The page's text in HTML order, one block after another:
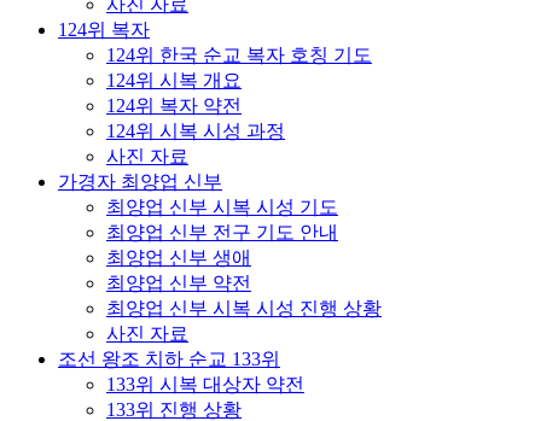
124위 복자
124위 한국 순교 복자 호칭 기도
124위 시복 개요
124위 복자 약전
124위 시복 시성 과정
사진 자료
가경자 최양업 신부
최양업 신부 시복 시성 기도
최양업 신부 전구 기도 안내
최양업 신부 생애
최양업 신부 약전
최양업 신부 시복 시성 진행 상황
사진 자료
조선 왕조 치하 순교 133위
133위 시복 대상자 약전
133위 진행 상황